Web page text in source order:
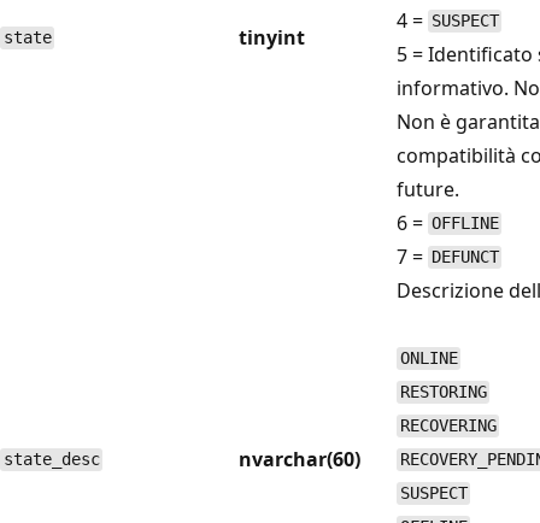
state tinyint
4 = SUSPECT
5 = Identificato
informativo.
Non è
compatibilità
future.
6 = OFFLINE
7 = DEFUNCT
state_desc nvarchar(60)
Descrizione
ONLINE
RESTORING
RECOVERING
SUSPECT